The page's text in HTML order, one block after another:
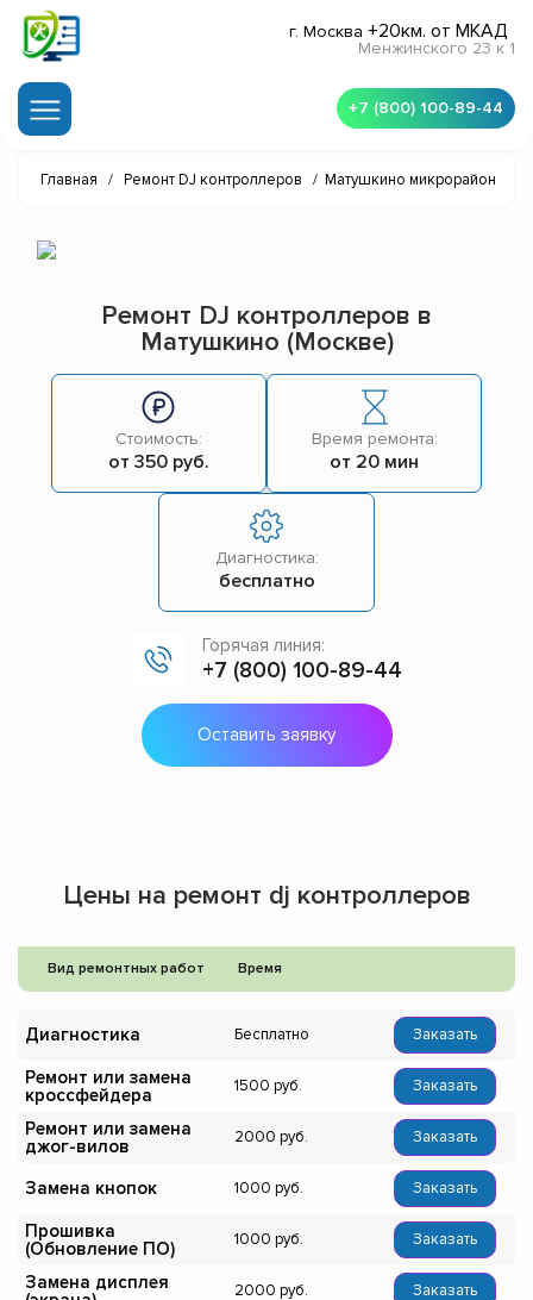
г. Москва +20км. от МКАД
Менжинского 23 к 1
+7 (800) 100-89-44
Главная / Ремонт DJ контроллеров / Матушкино микрорайон
Ремонт DJ контроллеров в
Матушкино (Москве)
Стоимость:
от 350 руб.
Время ремонта:
от 20 мин
Диагностика:
бесплатно
Горячая линия:
+7 (800) 100-89-44
Оставить заявку
Цены на ремонт dj контроллеров
Вид ремонтных работ Время
Диагностика Бесплатно Заказать
Ремонт или замена
кроссфейдера
1500 Заказать
Ремонт или замена
джог-вилов
2000 Заказать
Замена кнопок 1000 Заказать
Прошивка
(Обновление ПО)
1000 Заказать
Замена дисплея
2000 Заказать